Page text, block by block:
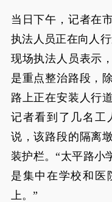
当日下午，记者在
执法人员正在向人
现场执法人员表示
是重点整治路段，
路上正在安装人行
记者看到了几名工
说，该路段的隔离
装护栏。“太平路小
是集中在学校和医
上。”